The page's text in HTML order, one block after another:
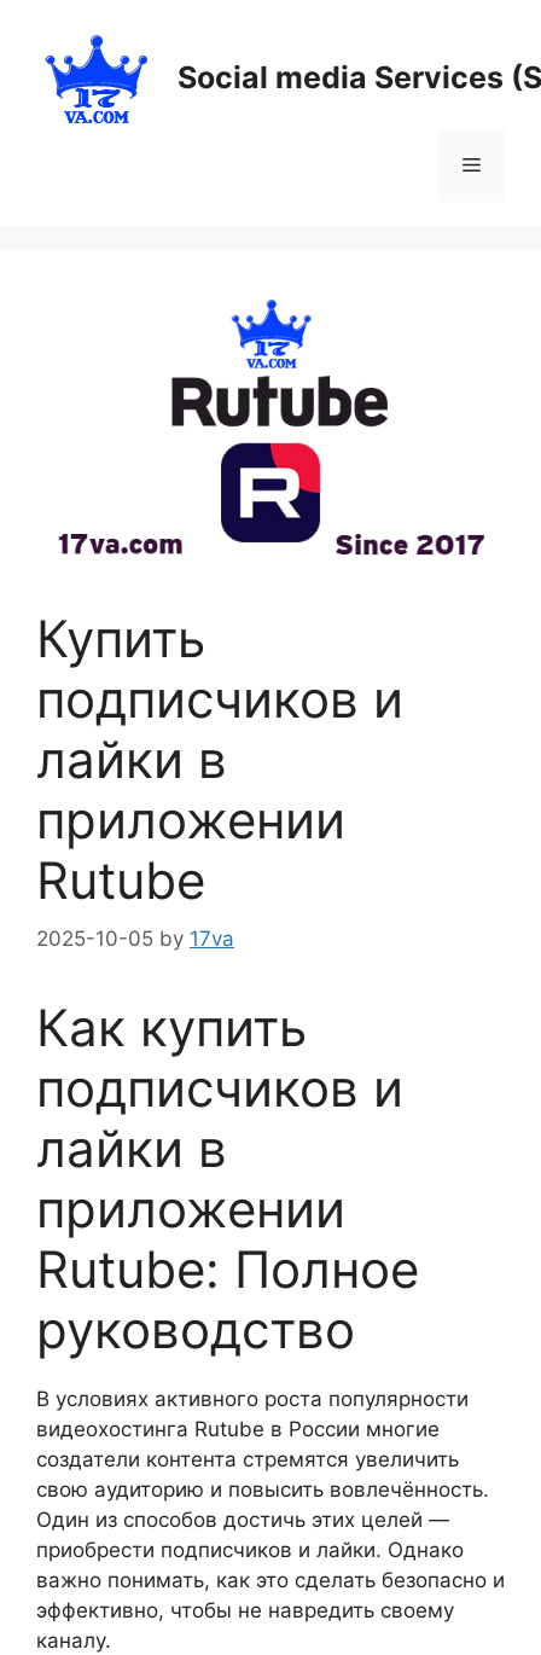
content
Social media Services
Menu
Купить
подписчиков и
лайки в
приложении
Rutube
2025-10-05 by 17va
Как купить
подписчиков и
лайки в
приложении
Rutube: Полное
руководство
В условиях активного роста популярности
видеохостинга Rutube в России многие
создатели контента стремятся увеличить
свою аудиторию и повысить вовлечённость.
Один из способов достичь этих целей —
приобрести подписчиков и лайки. Однако
важно понимать, как это сделать безопасно и
эффективно, чтобы не навредить своему
каналу.